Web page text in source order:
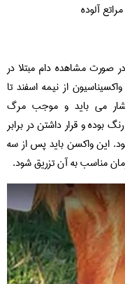
آلوده
صورت مشاهده دام مبتلا در
از نیمه اسفند تا
می باید و موجب مرگ
و قرار داشتن در برابر
این واکسن باید پس از سه
مناسب به آن تزریق شود.